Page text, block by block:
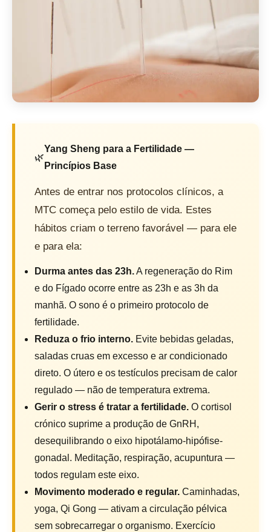
🌿
Yang Sheng para a Fertilidade —
Princípios Base
Antes de entrar nos protocolos clínicos, a
MTC começa pelo estilo de vida. Estes
hábitos criam o terreno favorável — para ele
e para ela:
Durma antes das 23h.A regeneração do Rim
e do Fígado ocorre entre as 23h e as 3h da
manhã. O sono é o primeiro protocolo de
fertilidade.
Reduza o frio interno. Evite bebidas geladas,
saladas cruas em excesso e ar condicionado
direto. O útero e os testículos precisam de calor
regulado — não de temperatura extrema.
Gerir o stress é tratar a fertilidade. O cortisol
crónico suprime a produção de GnRH,
desequilibrando o eixo hipotálamo-hipófise-
gonadal. Meditação, respiração, acupuntura —
todos regulam este eixo.
Movimento moderado e regular. Caminhadas,
yoga, Qi Gong — ativam a circulação pélvica
sem sobrecarregar o organismo. Exercício